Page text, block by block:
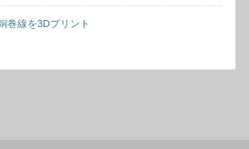
巻線を3Dプリント